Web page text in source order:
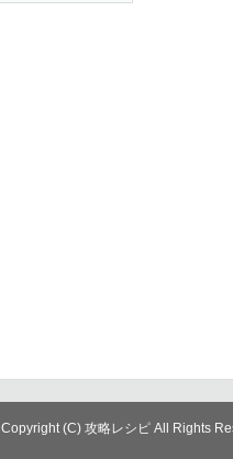
Copyright (C) 攻略レシピ All Rights